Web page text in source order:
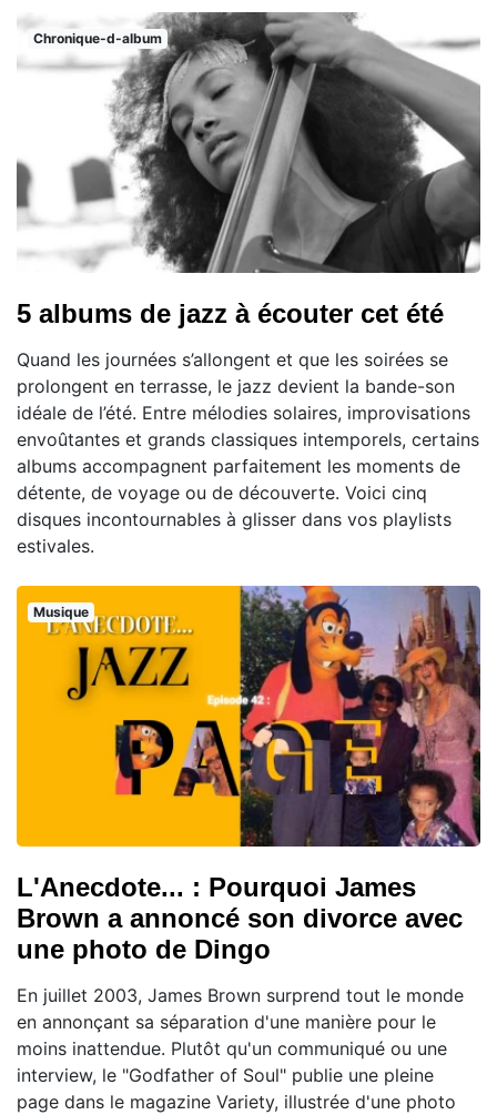
Chronique-d-album
5 albums de jazz à écouter cet été
Quand les journées s’allongent et que les soirées se
prolongent en terrasse, le jazz devient la bande-son
idéale de l’été. Entre mélodies solaires, improvisations
envoûtantes et grands classiques intemporels, certains
albums accompagnent parfaitement les moments de
détente, de voyage ou de découverte. Voici cinq
disques incontournables à glisser dans vos playlists
estivales.
Musique
L'Anecdote... : Pourquoi James
Brown a annoncé son divorce avec
une photo de Dingo
En juillet 2003, James Brown surprend tout le monde
en annonçant sa séparation d'une manière pour le
moins inattendue. Plutôt qu'un communiqué ou une
interview, le "Godfather of Soul" publie une pleine
page dans le magazine Variety, illustrée d'une photo